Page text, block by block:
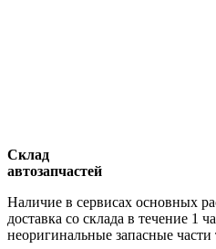
Склад
автозапчастей
Наличие в сервисах основных
доставка со склада в течение 1
неоригинальные запасные части